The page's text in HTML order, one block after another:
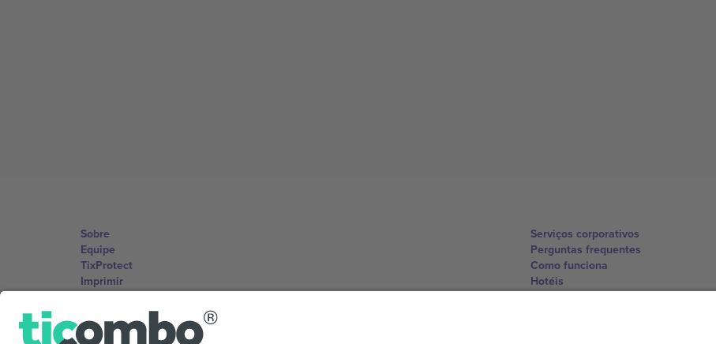
Sobre
Equipe
TixProtect
Imprimir
Termos e Condições
Programa de afiliados
Serviços corporativos
Perguntas frequentes
Como funciona
Hotéis
Central da Copa do Mundo